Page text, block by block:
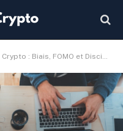
: Biais, FOMO et Discipline